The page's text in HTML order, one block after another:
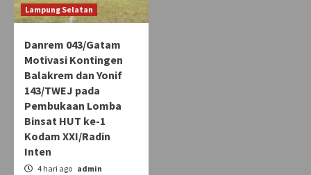
Lampung Selatan
Danrem 043/Gatam
Motivasi Kontingen
Balakrem dan Yonif
143/TWEJ pada
Pembukaan Lomba
Binsat HUT ke-1
Kodam XXI/Radin
Inten
4 hari ago admin